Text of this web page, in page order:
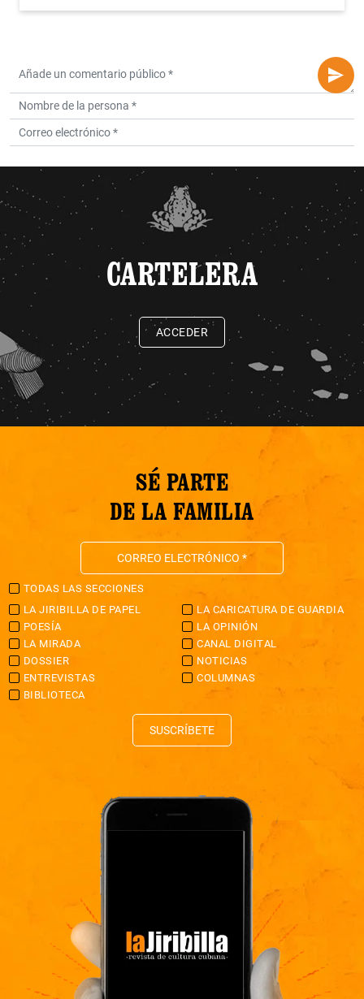
CARTELERA
ACCEDER
SÉ PARTE
DE LA FAMILIA
TODAS LAS SECCIONES
LA JIRIBILLA DE PAPEL
LA CARICATURA DE GUARDIA
POESÍA
LA OPINIÓN
LA MIRADA
CANAL DIGITAL
DOSSIER
NOTICIAS
ENTREVISTAS
COLUMNAS
BIBLIOTECA
SUSCRÍBETE